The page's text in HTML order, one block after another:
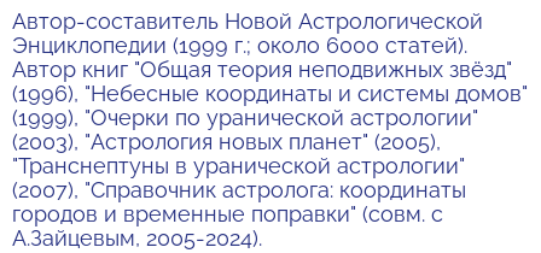
Автор-составитель Новой Астрологической
Энциклопедии (1999 г.; около 6000 статей).
Автор книг "Общая теория неподвижных звёзд"
(1996), "Небесные координаты и системы домов"
(1999), "Очерки по уранической астрологии"
(2003), "Астрология новых планет" (2005),
"Транснептуны в уранической астрологии"
(2007), "Справочник астролога: координаты
городов и временные поправки" (совм. с
А.Зайцевым, 2005-2024).